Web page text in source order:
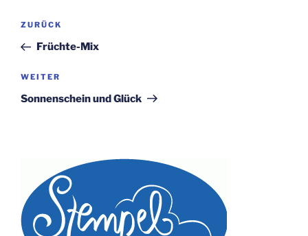
Beitragsnavigation
Vorheriger
Beitrag
ZURÜCK
Früchte-Mix
Nächster
Beitrag
WEITER
Sonnenschein und Glück